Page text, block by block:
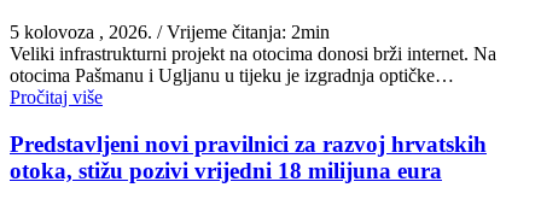
5 kolovoza , 2026. / Vrijeme čitanja: 2min
Veliki infrastrukturni projekt na otocima donosi brži internet. Na
otocima Pašmanu i Ugljanu u tijeku je izgradnja optičke…
Pročitaj više
Predstavljeni novi pravilnici za razvoj hrvatskih
otoka, stižu pozivi vrijedni 18 milijuna eura